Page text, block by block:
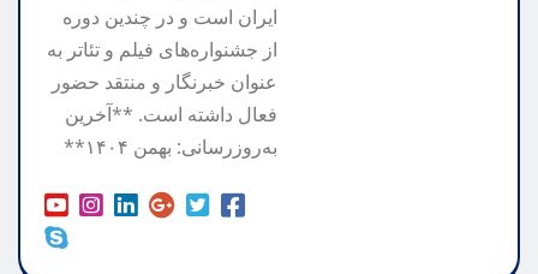
ایران است و در چندین دوره
از جشنواره‌های فیلم و تئاتر به
عنوان خبرنگار و منتقد حضور
فعال داشته است. **آخرین
به‌روزرسانی: بهمن ۱۴۰۴**